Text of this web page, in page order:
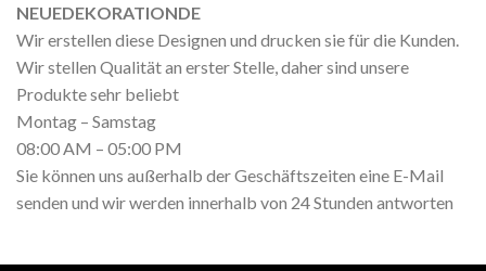
NEUEDEKORATIONDE
Wir erstellen diese Designen und drucken sie für die Kunden.
Wir stellen Qualität an erster Stelle, daher sind unsere
Produkte sehr beliebt
Montag – Samstag
08:00 AM – 05:00 PM
Sie können uns außerhalb der Geschäftszeiten eine E-Mail
senden und wir werden innerhalb von 24 Stunden antworten